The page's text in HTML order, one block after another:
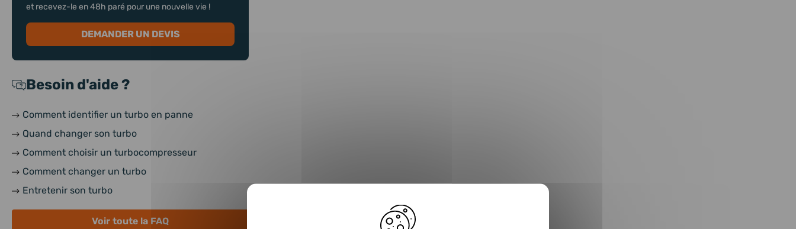
et recevez-le en 48h paré pour une nouvelle vie !
DEMANDER UN DEVIS
Besoin d'aide ?
Comment identifier un turbo en panne
Quand changer son turbo
Comment choisir un turbocompresseur
Comment changer un turbo
Entretenir son turbo
Voir toute la FAQ